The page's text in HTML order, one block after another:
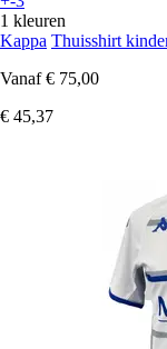
1 kleuren
Kappa Thuisshirt
Vanaf € 75,00
€ 45,37